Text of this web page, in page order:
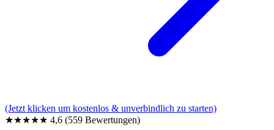
(Jetzt klicken um kostenlos & unverbindlich zu starten)
★★★★★ 4,6 (559 Bewertungen)